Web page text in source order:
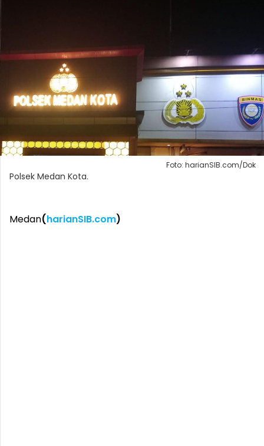
Foto: harianSIB.com/Dok
Polsek Medan Kota.
Medan(harianSIB.com)